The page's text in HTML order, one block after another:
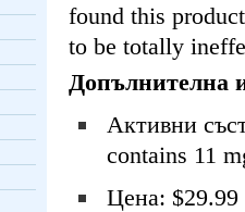
found this
to be totally
Допълнителна
Активни
contains 11
Цена: $29.99